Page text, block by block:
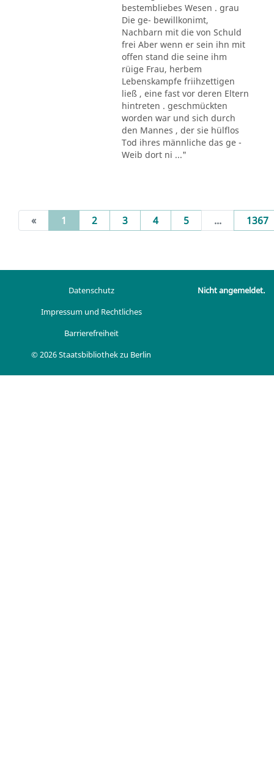
bestembliebes Wesen . grau
Die ge- bewillkonimt,
Nachbarn mit die von Schuld
frei Aber wenn er sein ihn mit
offen stand die seine ihm
rüige Frau, herbem
Lebenskampfe friihzettigen
ließ , eine fast vor deren Eltern
hintreten . geschmückten
worden war und sich durch
den Mannes , der sie hülflos
Tod ihres männliche das ge -
Weib dort ni ..."
« 1 (current)
2 3 4 5 ... 1367
Datenschutz
Impressum und Rechtliches
Barrierefreiheit
© 2026 Staatsbibliothek zu Berlin
Nicht angemeldet.